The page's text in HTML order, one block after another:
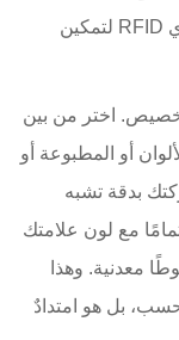
بل وحتى مزوَّدة مسبقًا بتقنية التعرُّف الترددي RFID لتمكين
اختر من بين
أو المطبوعة أو
بدقة تشبه
مع لون علامتك
معدنية. وهذا
بل هو امتدادٌ